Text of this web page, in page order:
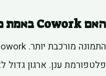
האם Cowork באמת מאיים על Salesforce ו-Microsoft?